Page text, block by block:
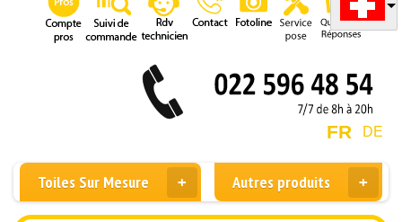
DE
FR
Toiles Sur Mesure Autres produits